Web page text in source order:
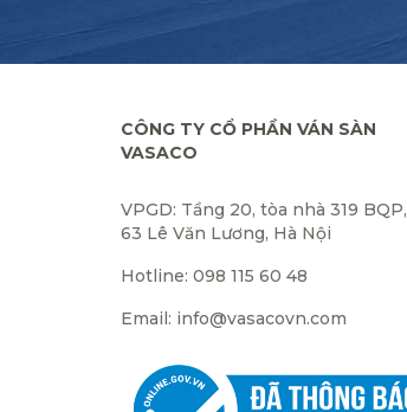
CÔNG TY CỔ PHẦN VÁN SÀN
VASACO
VPGD: Tầng 20, tòa nhà 319 BQP,
63 Lê Văn Lương, Hà Nội
Hotline: 098 115 60 48
Email: info@vasacovn.com